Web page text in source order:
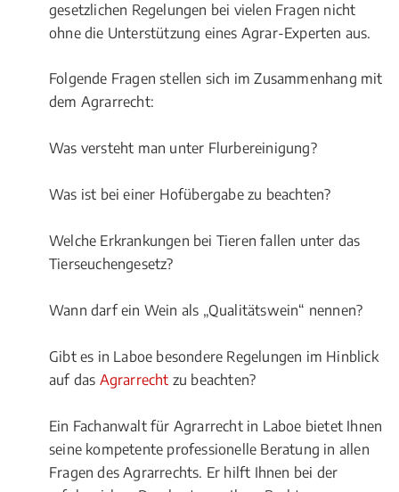
gesetzlichen Regelungen bei vielen Fragen nicht
ohne die Unterstützung eines Agrar-Experten aus.
Folgende Fragen stellen sich im Zusammenhang mit
dem Agrarrecht:
Was versteht man unter Flurbereinigung?
Was ist bei einer Hofübergabe zu beachten?
Welche Erkrankungen bei Tieren fallen unter das
Tierseuchengesetz?
Wann darf ein Wein als „Qualitätswein“ nennen?
Gibt es in Laboe besondere Regelungen im Hinblick
auf das Agrarrecht zu beachten?
Ein Fachanwalt für Agrarrecht in Laboe bietet Ihnen
seine kompetente professionelle Beratung in allen
Fragen des Agrarrechts. Er hilft Ihnen bei der